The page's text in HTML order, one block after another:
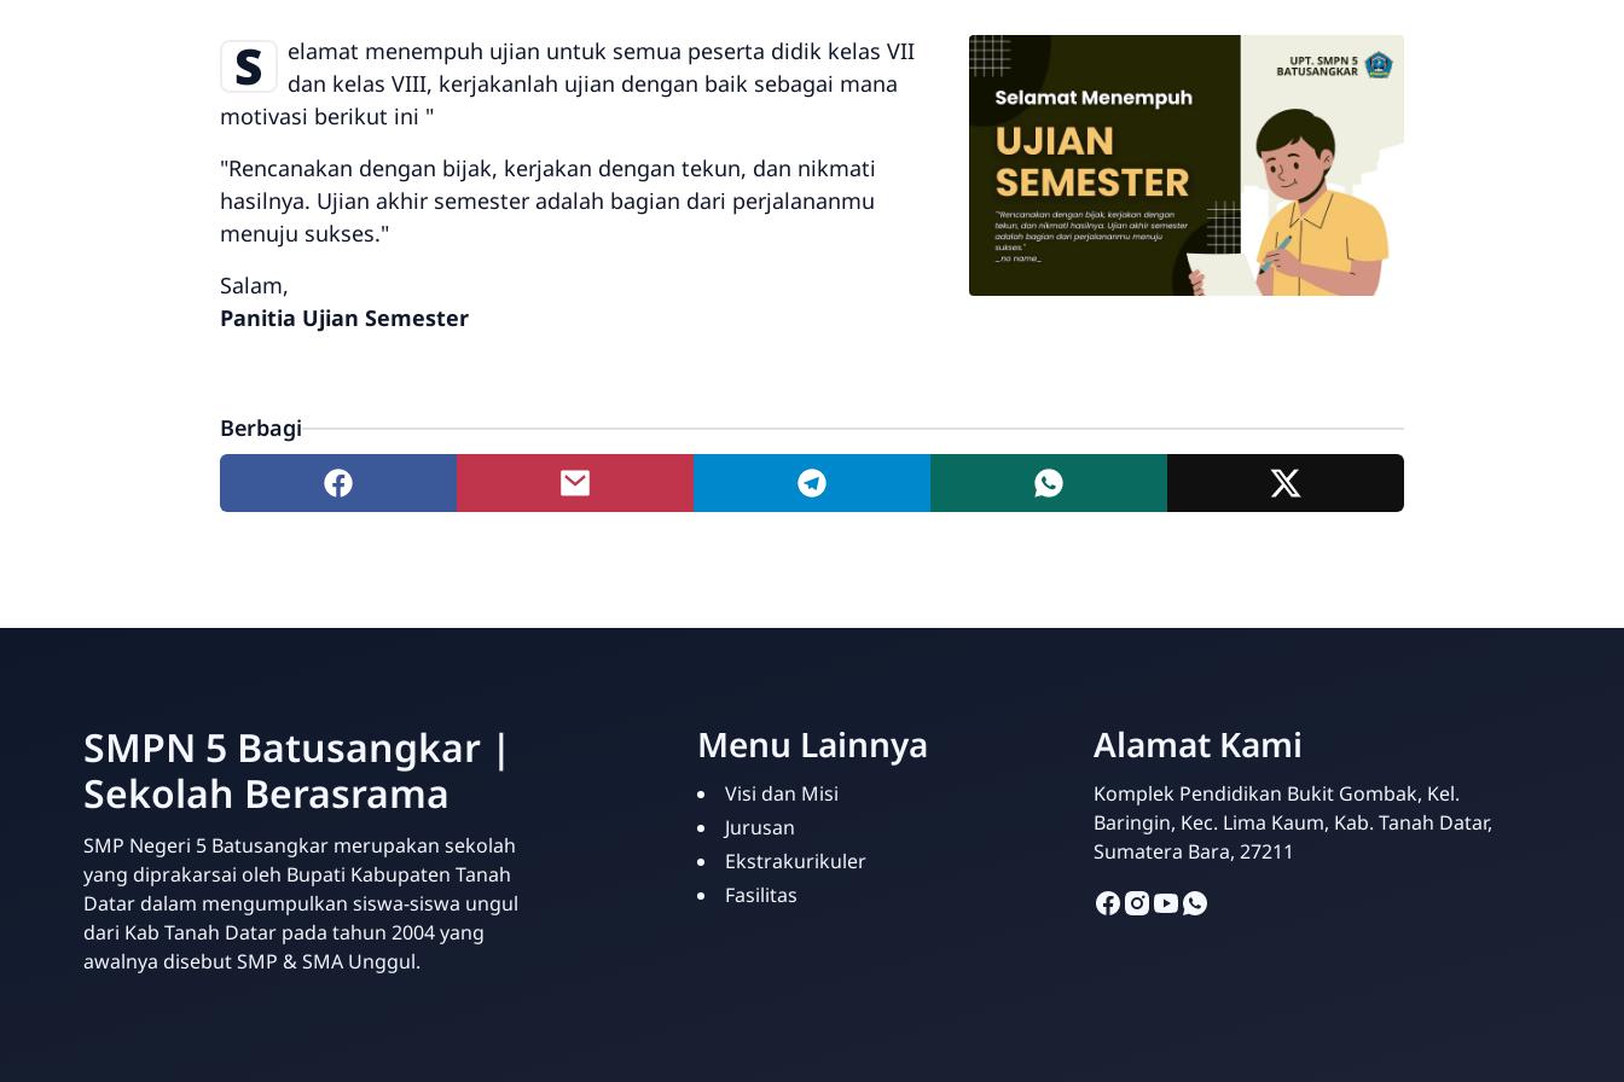
Siska Ika Putri
Online
S
elamat menempuh ujian untuk semua peserta didik kelas VII
dan kelas VIII, kerjakanlah ujian dengan baik sebagai mana
motivasi berikut ini "
"Rencanakan dengan bijak, kerjakan dengan tekun, dan nikmati
hasilnya. Ujian akhir semester adalah bagian dari perjalananmu
menuju sukses."
Salam,
Panitia Ujian Semester
Berbagi
SMPN 5 Batusangkar |
Sekolah Berasrama
SMP Negeri 5 Batusangkar merupakan sekolah
yang diprakarsai oleh Bupati Kabupaten Tanah
Datar dalam mengumpulkan siswa-siswa ungul
dari Kab Tanah Datar pada tahun 2004 yang
awalnya disebut SMP & SMA Unggul.
Menu Lainnya
Visi dan Misi
Jurusan
Ekstrakurikuler
Fasilitas
Alamat Kami
Komplek Pendidikan Bukit Gombak, Kel.
Baringin, Kec. Lima Kaum, Kab. Tanah Datar,
Sumatera Bara, 27211